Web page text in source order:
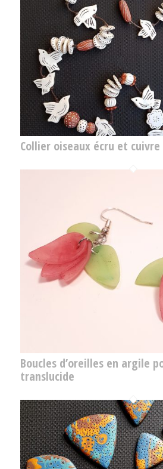
Collier oiseaux écru et cuivre
Boucles d’oreilles en argile
translucide